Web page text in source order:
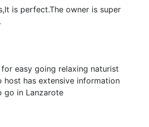
is perfect.The owner is super
easy going relaxing naturist
host has extensive information
go in Lanzarote